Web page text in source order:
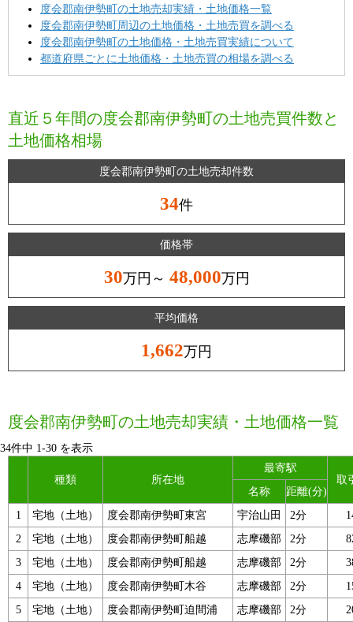
度会郡南伊勢町の土地売却実績・土地価格一覧
度会郡南伊勢町周辺の土地価格・土地売買を調べる
度会郡南伊勢町の土地価格・土地売買実績について
都道府県ごとに土地価格・土地売買の相場を調べる
直近５年間の度会郡南伊勢町の土地売買件数と
土地価格相場
度会郡南伊勢町の土地売却件数
34件
価格帯
30万円～ 48,000万円
平均価格
1,662万円
度会郡南伊勢町の土地売却実績・土地価格一覧
34件中 1-30 を表示
種類 所在地
最寄駅
取
名称
距離(分)
1
宅地（土地） 度会郡南伊勢町東宮 宇治山田 2分
2
宅地（土地） 度会郡南伊勢町船越 志摩磯部 2分
3
宅地（土地） 度会郡南伊勢町船越 志摩磯部 2分
4
宅地（土地） 度会郡南伊勢町木谷 志摩磯部 2分
5
宅地（土地） 度会郡南伊勢町迫間浦 志摩磯部 2分